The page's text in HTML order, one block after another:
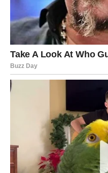
NAJVEĆA
UPRAVO VAMA
Ribe su apsolutni favoriti
nagrade u pitanju.
vrijeme tokom kojeg će
Sve ono što ste godinama
razumijevanje, odricanja i
rezultate. Moguće su
finansijama ili ostvarenje